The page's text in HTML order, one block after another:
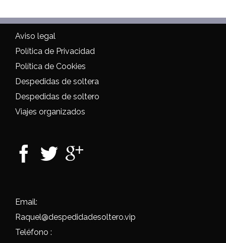
Aviso legal
Política de Privacidad
Política de Cookies
Despedidas de soltera
Despedidas de soltero
Viajes organizados
Email:
Raquel@despedidadesoltero.vip
Teléfono :